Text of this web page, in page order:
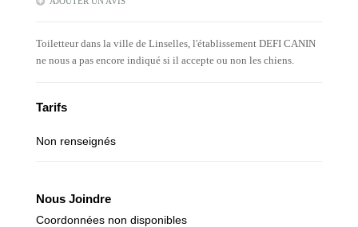
Toiletteur dans la ville de Linselles, l'établissement DEFI CANIN
ne nous a pas encore indiqué si il accepte ou non les chiens.
Tarifs
Non renseignés
Nous Joindre
Coordonnées non disponibles